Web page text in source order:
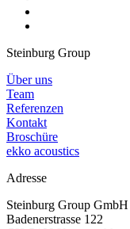
Steinburg Group
Über uns
Team
Referenzen
Kontakt
Broschüre
ekko acoustics
Adresse
Steinburg Group GmbH
Badenerstrasse 122